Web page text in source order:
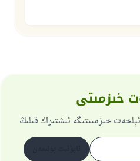
خىزمىتى
خىزمىىتىگە ئىشتىراك قىلىڭ